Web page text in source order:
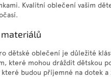
Kvalitní oblečení vašim
dětské oblečení je důležité
které mohou dráždit dětskou
budou příjemné na dotek